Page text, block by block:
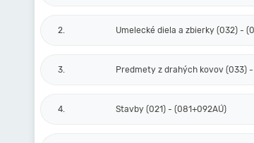
2. Umelecké diela a zbierky (032) -
3. Predmety z drahých kovov (033)
4. Stavby (021) - (081+092AÚ)